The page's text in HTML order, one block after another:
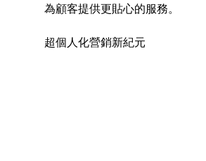
為顧客提供更貼心的服務。
超個人化營銷新紀元